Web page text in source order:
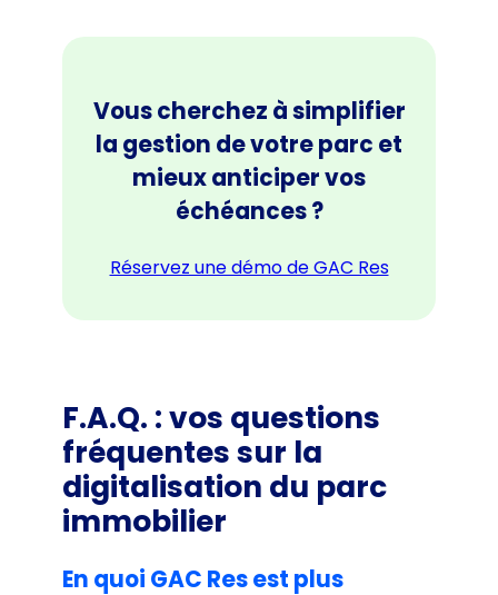
Vous cherchez à simplifier
la gestion de votre parc et
mieux anticiper vos
échéances ?
Réservez une démo de GAC Res
F.A.Q. : vos questions
fréquentes sur la
digitalisation du parc
immobilier
En quoi GAC Res est plus